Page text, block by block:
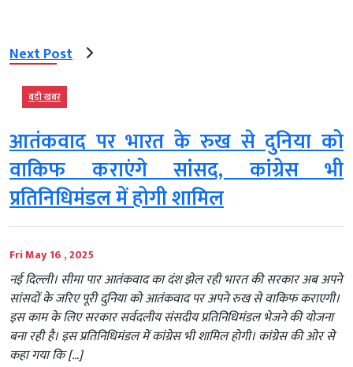
Next Post
बड़ी खबर
आतंकवाद पर भारत के रुख से दुनिया को
वाकिफ कराएंगे सांसद, कांग्रेस भी
प्रतिनिधिमंडल में होगी शामिल
Fri May 16 , 2025
नई दिल्ली। सीमा पार आतंकवाद का दंश झेल रही भारत की सरकार अब अपने
सांसदों के जरिए पूरी दुनिया को आतंकवाद पर अपने रुख से वाकिफ कराएगी।
इस काम के लिए सरकार सर्वदलीय संसदीय प्रतिनिधिमंडल भेजने की योजना
बना रही है। इस प्रतिनिधिमंडल में कांग्रेस भी शामिल होगी। कांग्रेस की ओर से
कहा गया कि […]